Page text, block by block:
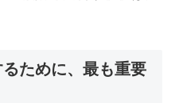
ために、最も重要